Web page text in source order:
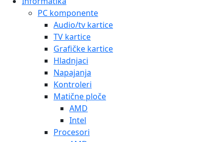
PC komponente
Audio/tv kartice
TV kartice
Grafičke kartice
Hladnjaci
Napajanja
Kontroleri
Matične ploče
AMD
Intel
Procesori